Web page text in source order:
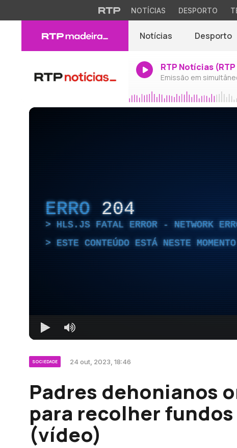
NOTÍCIAS DESPORTO
Notícias Desporto
RTP Notícias
Emissão em
ERRO 204
HLS.JS FATAL ERROR - NETWORK
ESTE CONTEÚDO ESTÁ NESTE
SOCIEDADE 24 out, 2023, 18:46
Padres dehonianos
para recolher
(vídeo)